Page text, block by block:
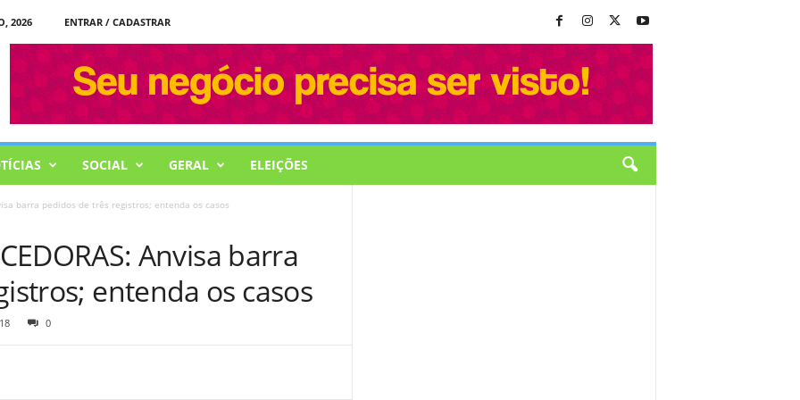
2026
ENTRAR / CADASTRAR
SOCIAL GERAL ELEIÇÕES
barra pedidos de três registros; entenda os casos
Anvisa barra
entenda os casos
0